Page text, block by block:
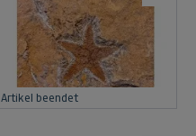
Artikel beendet